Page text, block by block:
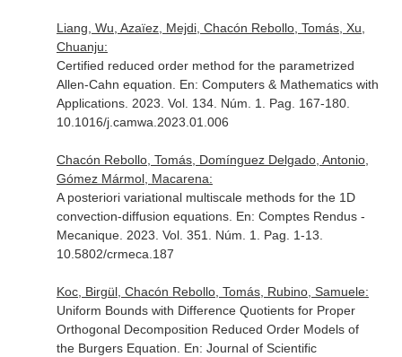
Liang, Wu, Azaïez, Mejdi, Chacón Rebollo, Tomás, Xu,
Chuanju:
Certified reduced order method for the parametrized
Allen-Cahn equation. En: Computers & Mathematics with
Applications. 2023. Vol. 134. Núm. 1. Pag. 167-180.
10.1016/j.camwa.2023.01.006
Chacón Rebollo, Tomás, Domínguez Delgado, Antonio,
Gómez Mármol, Macarena:
A posteriori variational multiscale methods for the 1D
convection-diffusion equations. En: Comptes Rendus -
Mecanique. 2023. Vol. 351. Núm. 1. Pag. 1-13.
10.5802/crmeca.187
Koc, Birgül, Chacón Rebollo, Tomás, Rubino, Samuele:
Uniform Bounds with Difference Quotients for Proper
Orthogonal Decomposition Reduced Order Models of
the Burgers Equation. En: Journal of Scientific